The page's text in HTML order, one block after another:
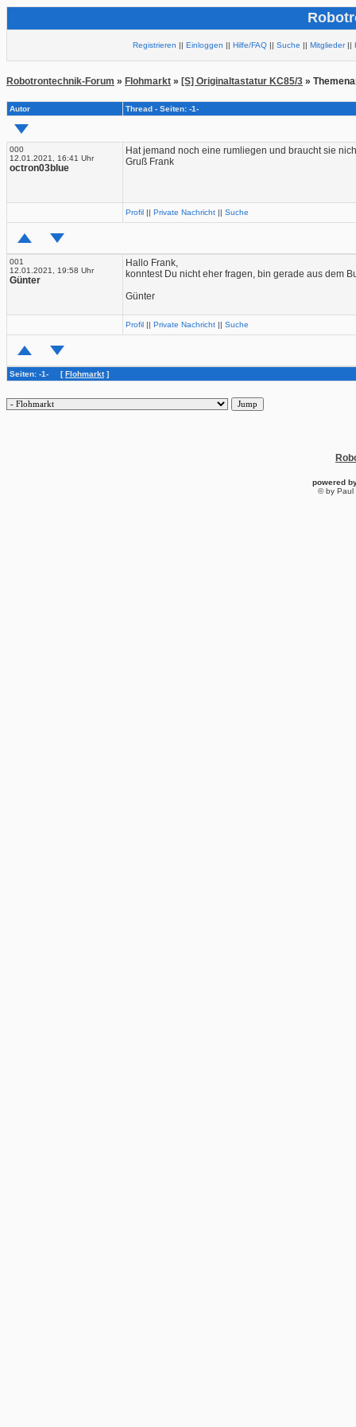
Registrieren || Einloggen || Hilfe/FAQ || Suche || Mitglieder||
Robotrontechnik-Forum » Flohmarkt » [S] Originaltastatur KC85/3 »
Autor Thread - Seiten: -1-
000
12.01.2021, 16:41 Uhr
octron03blue
Hat jemand noch eine rumliegen und braucht sie
Gruß Frank
Profil || Private Nachricht || Suche
001
12.01.2021, 19:58 Uhr
Günter
Hallo Frank,
konntest Du nicht eher fragen, bin gerade aus dem
Günter
Profil || Private Nachricht || Suche
Seiten: -1- [Flohmarkt]
powered
© by Paul